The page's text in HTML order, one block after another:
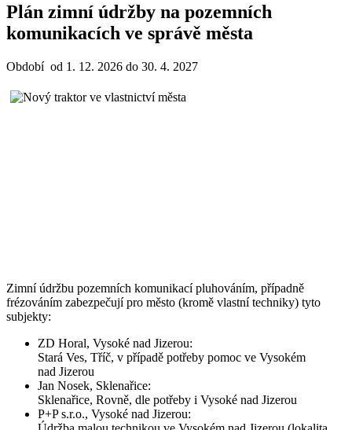
Plán zimní údržby na pozemních
komunikacích ve správě města
Období od 1. 12. 2026 do 30. 4. 2027
Zimní údržbu pozemních komunikací pluhováním, případně
frézováním zabezpečují pro město (kromě vlastní techniky) tyto
subjekty:
ZD Horal, Vysoké nad Jizerou:
Stará Ves, Tříč, v případě potřeby pomoc ve Vysokém
nad Jizerou
Jan Nosek, Sklenařice:
Sklenařice, Rovně, dle potřeby i Vysoké nad Jizerou
P+P s.r.o., Vysoké nad Jizerou: